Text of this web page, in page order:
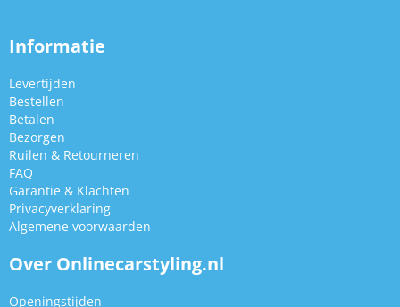
Informatie
Levertijden
Bestellen
Betalen
Bezorgen
Ruilen & Retourneren
FAQ
Garantie & Klachten
Privacyverklaring
Algemene voorwaarden
Over Onlinecarstyling.nl
Openingstijden